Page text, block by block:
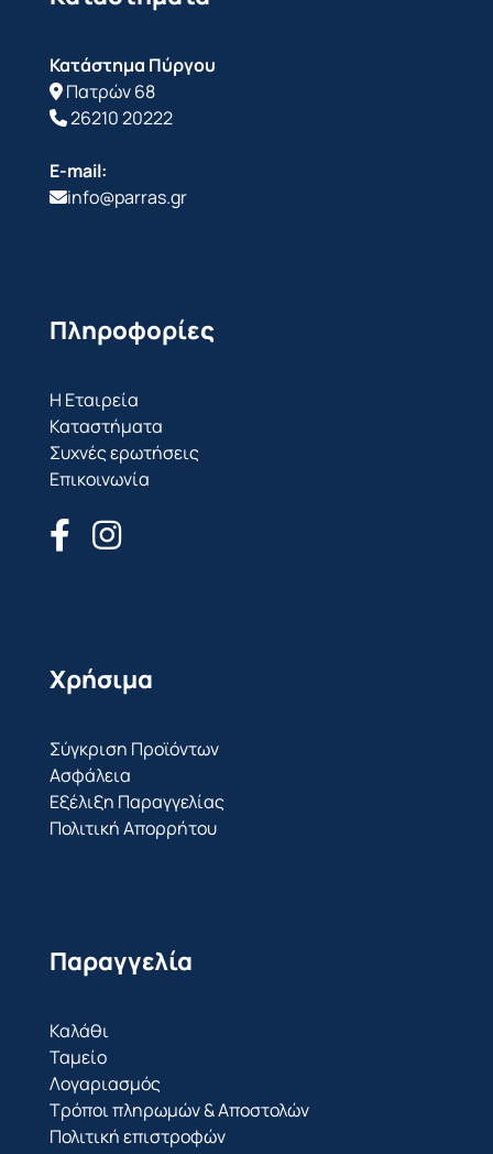
Κατάστημα Πύργου
Πατρών 68
26210 20222
E-mail:
info@parras.gr
Πληροφορίες
Η Εταιρεία
Καταστήματα
Συχνές ερωτήσεις
Επικοινωνία
Χρήσιμα
Σύγκριση Προϊόντων
Ασφάλεια
Εξέλιξη Παραγγελίας
Πολιτική Απορρήτου
Παραγγελία
Καλάθι
Ταμείο
Λογαριασμός
Τρόποι πληρωμών & Αποστολών
Πολιτική επιστροφών